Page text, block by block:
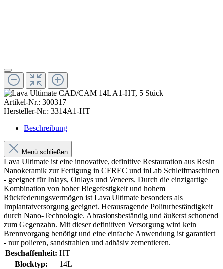
Artikel-Nr.: 300317
Hersteller-Nr.: 3314A1-HT
Beschreibung
Menü schließen
Lava Ultimate ist eine innovative, definitive Restauration aus Resin
Nanokeramik zur Fertigung in CEREC und inLab Schleifmaschinen
- geeignet für Inlays, Onlays und Veneers. Durch die einzigartige
Kombination von hoher Biegefestigkeit und hohem
Rückfederungsvermögen ist Lava Ultimate besonders als
Implantatversorgung geeignet. Herausragende Politurbeständigkeit
durch Nano-Technologie. Abrasionsbeständig und äußerst schonend
zum Gegenzahn. Mit dieser definitiven Versorgung wird kein
Brennvorgang benötigt und eine einfache Anwendung ist garantiert
- nur polieren, sandstrahlen und adhäsiv zementieren.
Beschaffenheit: HT
Blocktyp:
14L